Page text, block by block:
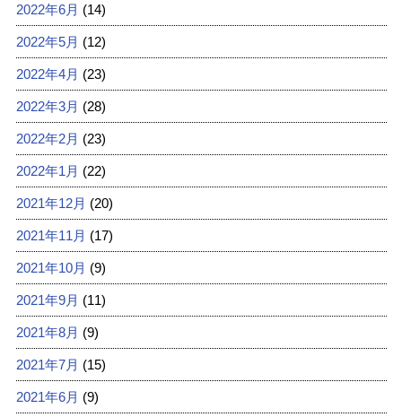
2022年6月 (14)
2022年5月 (12)
2022年4月 (23)
2022年3月 (28)
2022年2月 (23)
2022年1月 (22)
2021年12月 (20)
2021年11月 (17)
2021年10月 (9)
2021年9月 (11)
2021年8月 (9)
2021年7月 (15)
2021年6月 (9)